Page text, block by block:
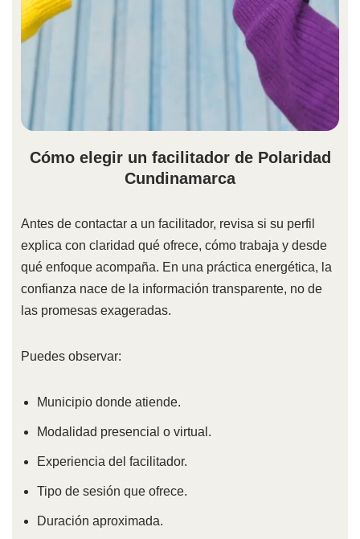
Cómo elegir un facilitador de Polaridad
Cundinamarca
Antes de contactar a un facilitador, revisa si su perfil
explica con claridad qué ofrece, cómo trabaja y desde
qué enfoque acompaña. En una práctica energética, la
confianza nace de la información transparente, no de
las promesas exageradas.
Puedes observar:
Municipio donde atiende.
Modalidad presencial o virtual.
Experiencia del facilitador.
Tipo de sesión que ofrece.
Duración aproximada.